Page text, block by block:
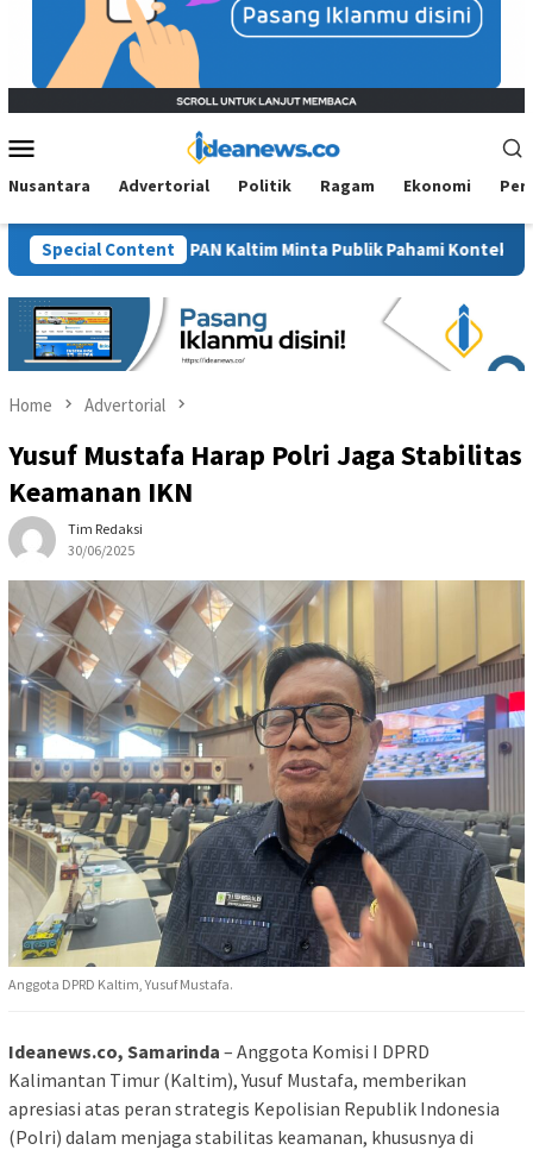
Menu
Nusantara Advertorial Politik Ragam Ekonomi
Special Content
BM PAN Kaltim Minta Publik Pahami Konteks Pidato Secara
Home Advertorial
Yusuf Mustafa Harap Polri Jaga Stabilitas
Keamanan IKN
Tim Redaksi
30/06/2025
Anggota DPRD Kaltim, Yusuf Mustafa.
Ideanews.co, Samarinda – Anggota Komisi I DPRD
Kalimantan Timur (Kaltim), Yusuf Mustafa, memberikan
apresiasi atas peran strategis Kepolisian Republik Indonesia
(Polri) dalam menjaga stabilitas keamanan, khususnya di